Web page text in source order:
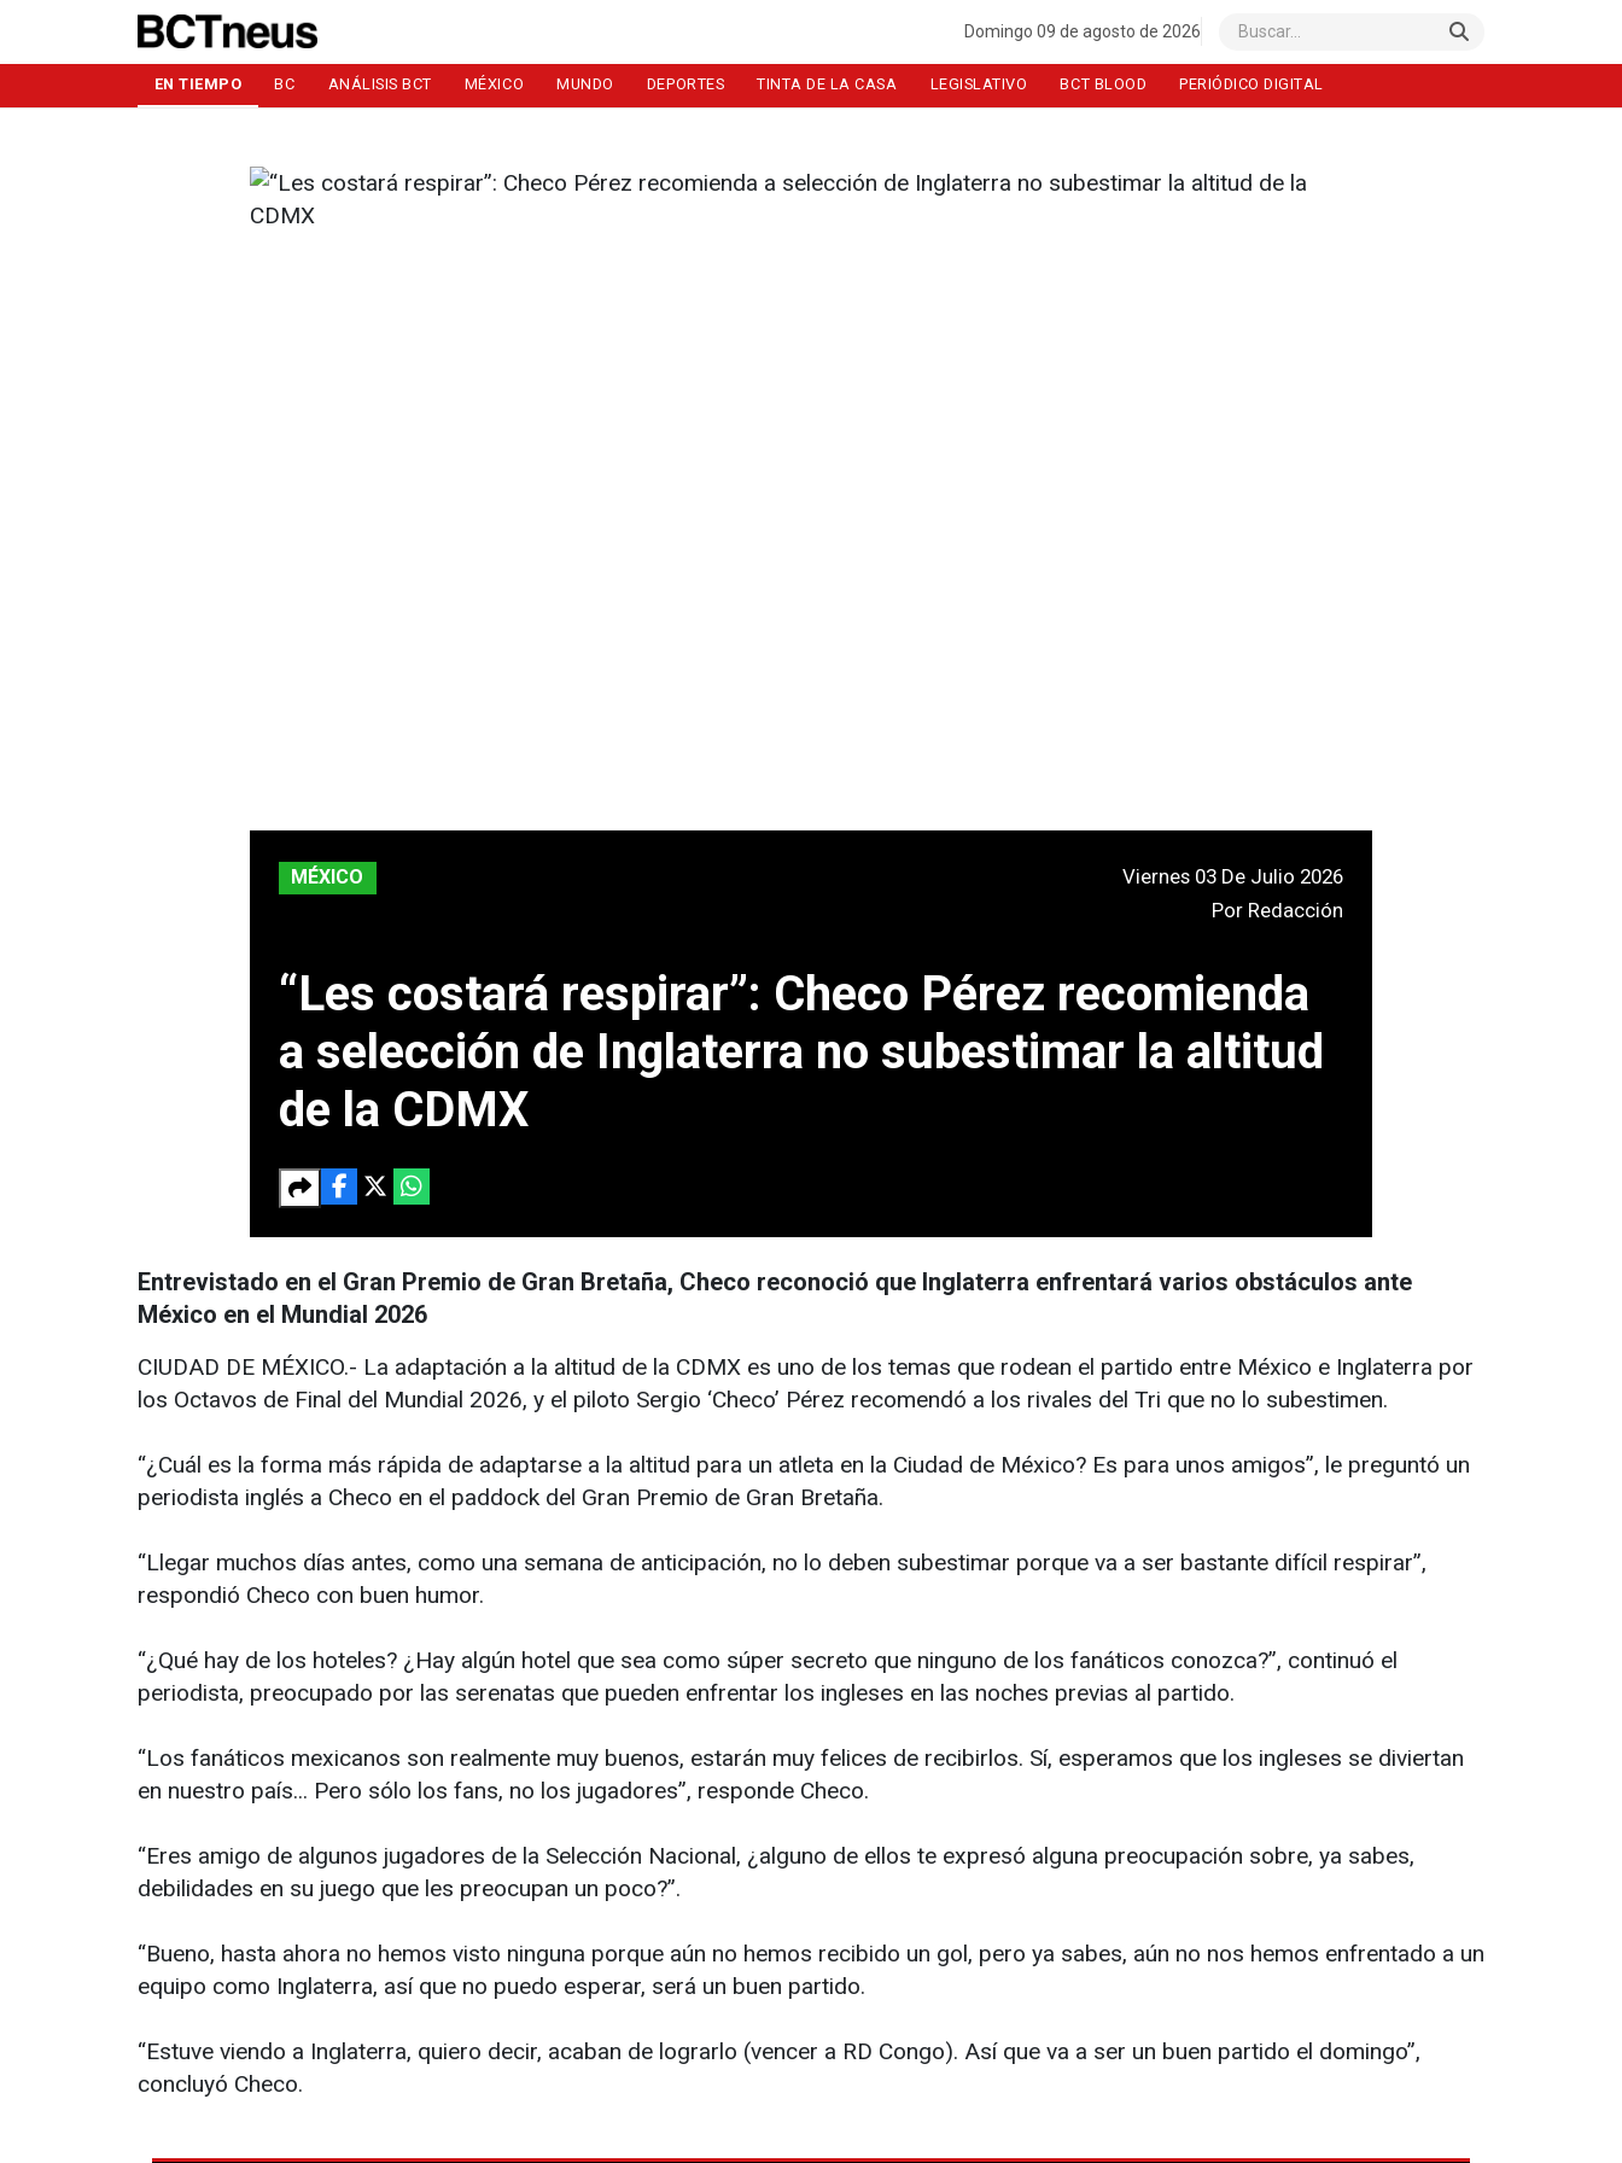
Domingo 09 de agosto de 2026 Buscar
EN TIEMPO BC ANÁLISIS BCT MÉXICO MUNDO DEPORTES TINTA DE LA CASA LEGISLATIVO BCT BLOOD PERIÓDICO DIGITAL
MÉXICO
Viernes 03 De Julio 2026
Por Redacción
“Les costará respirar”: Checo Pérez recomienda
a selección de Inglaterra no subestimar la altitud
de la CDMX
Entrevistado en el Gran Premio de Gran Bretaña, Checo reconoció que Inglaterra enfrentará varios obstáculos ante
México en el Mundial 2026
CIUDAD DE MÉXICO.- La adaptación a la altitud de la CDMX es uno de los temas que rodean el partido entre México e Inglaterra por
los Octavos de Final del Mundial 2026, y el piloto Sergio ‘Checo’ Pérez recomendó a los rivales del Tri que no lo subestimen.
“¿Cuál es la forma más rápida de adaptarse a la altitud para un atleta en la Ciudad de México? Es para unos amigos”, le preguntó un
periodista inglés a Checo en el paddock del Gran Premio de Gran Bretaña.
“Llegar muchos días antes, como una semana de anticipación, no lo deben subestimar porque va a ser bastante difícil respirar”,
respondió Checo con buen humor.
“¿Qué hay de los hoteles? ¿Hay algún hotel que sea como súper secreto que ninguno de los fanáticos conozca?”, continuó el
periodista, preocupado por las serenatas que pueden enfrentar los ingleses en las noches previas al partido.
“Los fanáticos mexicanos son realmente muy buenos, estarán muy felices de recibirlos. Sí, esperamos que los ingleses se diviertan
en nuestro país... Pero sólo los fans, no los jugadores”, responde Checo.
“Eres amigo de algunos jugadores de la Selección Nacional, ¿alguno de ellos te expresó alguna preocupación sobre, ya sabes,
debilidades en su juego que les preocupan un poco?”.
“Bueno, hasta ahora no hemos visto ninguna porque aún no hemos recibido un gol, pero ya sabes, aún no nos hemos enfrentado a un
equipo como Inglaterra, así que no puedo esperar, será un buen partido.
“Estuve viendo a Inglaterra, quiero decir, acaban de lograrlo (vencer a RD Congo). Así que va a ser un buen partido el domingo”,
concluyó Checo.